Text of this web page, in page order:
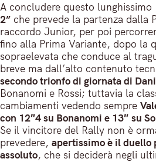
A concludere questo lunghissimo
2” che prevede la partenza dalla
raccordo Junior, per poi
fino alla Prima Variante, dopo la
sopraelevata che conduce al
breve ma dall’alto contenuto
secondo trionfo di giornata di
Bonanomi e Rossi; tuttavia la
cambiamenti vedendo sempre
con 12″4 su Bonanomi e 13″ su
Se il vincitore del Rally non è
prevedere, apertissimo è il duello
assoluto, che si deciderà negli